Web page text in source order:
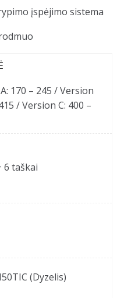
įspėjimo sistema
170 – 245 / Version
/ Version C: 400 –
6 taškai
(Dyzelis)